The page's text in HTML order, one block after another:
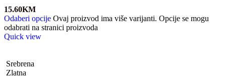
15.60KM
Odaberi opcije Ovaj proizvod ima više varijanti. Opcije se mogu
odabrati na stranici proizvoda
Quick view
Srebrena
Zlatna